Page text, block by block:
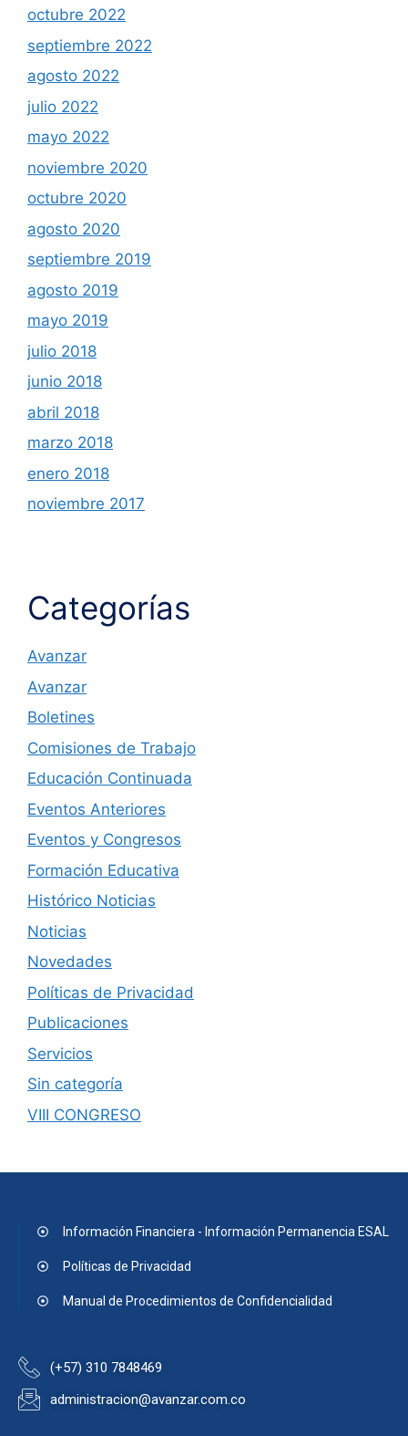
octubre 2022
septiembre 2022
agosto 2022
julio 2022
mayo 2022
noviembre 2020
octubre 2020
agosto 2020
septiembre 2019
agosto 2019
mayo 2019
julio 2018
junio 2018
abril 2018
marzo 2018
enero 2018
noviembre 2017
Categorías
Avanzar
Avanzar
Boletines
Comisiones de Trabajo
Educación Continuada
Eventos Anteriores
Eventos y Congresos
Formación Educativa
Histórico Noticias
Noticias
Novedades
Políticas de Privacidad
Publicaciones
Servicios
Sin categoría
VIII CONGRESO
(+57) 310 7848469
administracion@avanzar.com.co
Información Financiera - Información Permanencia ESAL
Políticas de Privacidad
Manual de Procedimientos de Confidencialidad